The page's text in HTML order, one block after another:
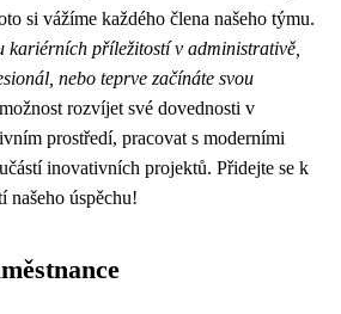
si vážíme každého člena našeho týmu.
kariérních příležitostí v administrativě,
nebo teprve začínáte svou
rozvíjet své dovednosti v
prostředí, pracovat s moderními
inovativních projektů. Přidejte se k
našeho úspěchu!